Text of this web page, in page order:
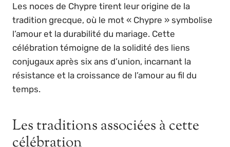
Les noces de Chypre tirent leur origine de la
tradition grecque, où le mot « Chypre » symbolise
l’amour et la durabilité du mariage. Cette
célébration témoigne de la solidité des liens
conjugaux après six ans d’union, incarnant la
résistance et la croissance de l’amour au fil du
temps.
Les traditions associées à cette
célébration